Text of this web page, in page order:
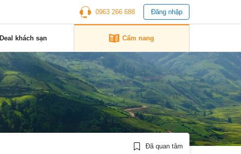
0963 266 688 Đăng nhập
Deal khách sạn Cẩm nang
Đã quan tâm